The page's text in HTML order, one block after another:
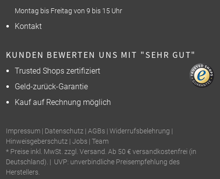
Montag bis Freitag von 9 bis 15 Uhr
Kontakt
KUNDEN BEWERTEN UNS MIT "SEHR GUT"
Trusted Shops zertifiziert
Geld-zurück-Garantie
Kauf auf Rechnung möglich
Impressum | Datenschutz | AGBs | Widerrufsbelehrung |
Hinweisgeberschutz | Jobs | Team
* Preise inkl. MwSt. zzgl. Versand. Ab 50 € versandkostenfrei (in
Deutschland). | UVP: unverbindliche Preisempfehlung des
Herstellers.